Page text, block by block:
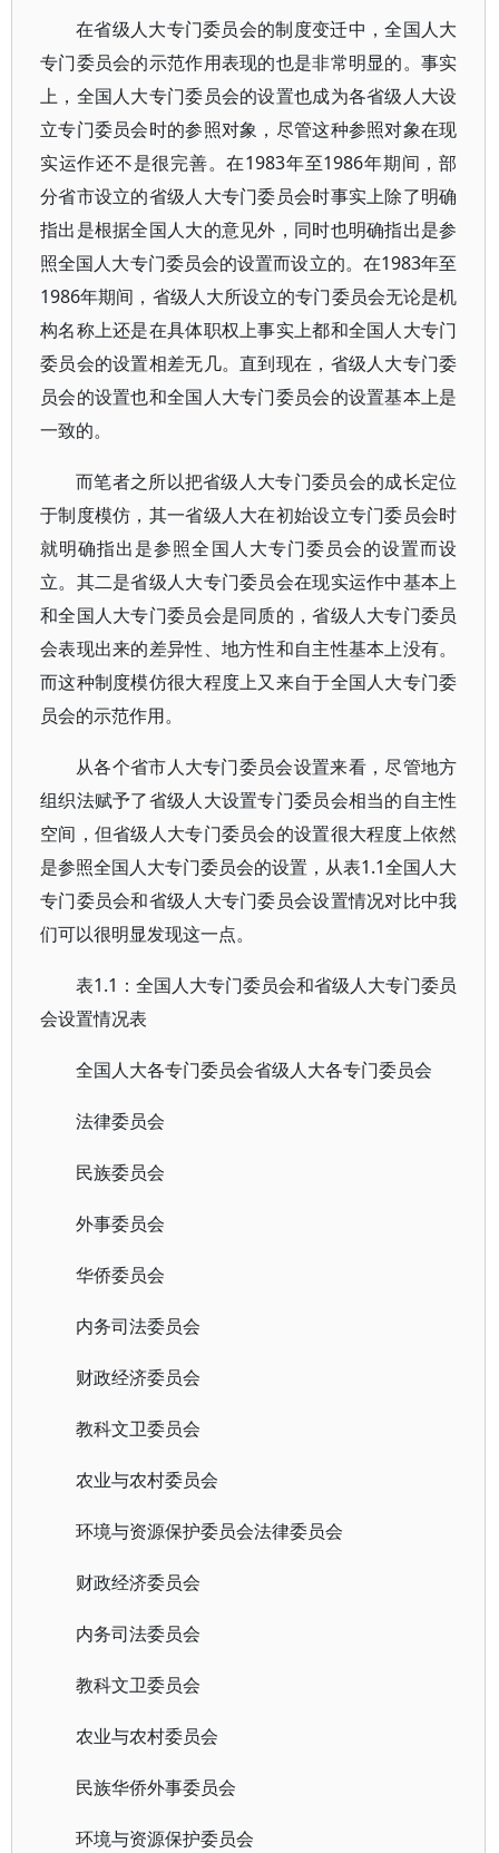
在省级人大专门委员会的制度变迁中，全国人大
专门委员会的示范作用表现的也是非常明显的。事实
上，全国人大专门委员会的设置也成为各省级人大设
立专门委员会时的参照对象，尽管这种参照对象在现
实运作还不是很完善。在1983年至1986年期间，部
分省市设立的省级人大专门委员会时事实上除了明确
指出是根据全国人大的意见外，同时也明确指出是参
照全国人大专门委员会的设置而设立的。在1983年至
1986年期间，省级人大所设立的专门委员会无论是机
构名称上还是在具体职权上事实上都和全国人大专门
委员会的设置相差无几。直到现在，省级人大专门委
员会的设置也和全国人大专门委员会的设置基本上是
一致的。
而笔者之所以把省级人大专门委员会的成长定位
于制度模仿，其一省级人大在初始设立专门委员会时
就明确指出是参照全国人大专门委员会的设置而设
立。其二是省级人大专门委员会在现实运作中基本上
和全国人大专门委员会是同质的，省级人大专门委员
会表现出来的差异性、地方性和自主性基本上没有。
而这种制度模仿很大程度上又来自于全国人大专门委
员会的示范作用。
从各个省市人大专门委员会设置来看，尽管地方
组织法赋予了省级人大设置专门委员会相当的自主性
空间，但省级人大专门委员会的设置很大程度上依然
是参照全国人大专门委员会的设置，从表1.1全国人大
专门委员会和省级人大专门委员会设置情况对比中我
们可以很明显发现这一点。
表1.1：全国人大专门委员会和省级人大专门委员
会设置情况表
全国人大各专门委员会省级人大各专门委员会
法律委员会
民族委员会
外事委员会
华侨委员会
内务司法委员会
财政经济委员会
教科文卫委员会
农业与农村委员会
环境与资源保护委员会法律委员会
财政经济委员会
内务司法委员会
教科文卫委员会
农业与农村委员会
民族华侨外事委员会
环境与资源保护委员会